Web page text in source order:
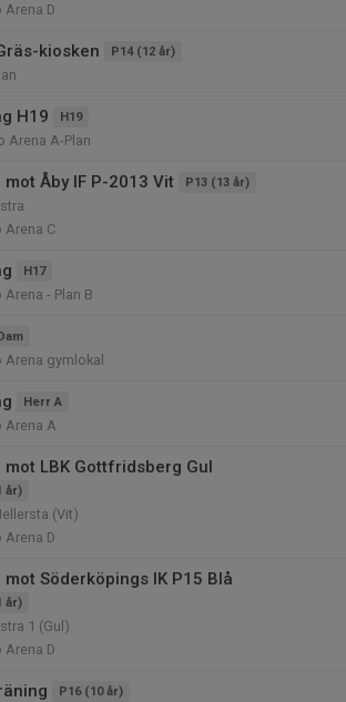
Arena D
kiosken P14 (12 år)
H19 H19
Arena A-Plan
Åby IF P-2013 Vit P13 (13 år)
Arena C
H17
Arena - Plan B
Arena gymlokal
Herr A
Arena A
mot LBK Gottfridsberg Gul
år)
(Vit)
Arena D
mot Söderköpings IK P15 Blå
år)
1 (Gul)
Arena D
P16 (10 år)